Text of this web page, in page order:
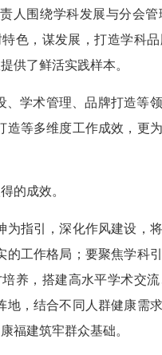
围绕学科发展与分会管
色，谋发展，打造学科
供了鲜活实践样本。
学术管理、品牌打造等
等多维度工作成效，更
的成效。
指引，深化作风建设，
工作格局；要聚焦学科
养，搭建高水平学术交
，结合不同人群健康需
福建筑牢群众基础。